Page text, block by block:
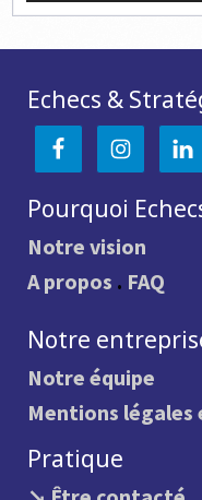
Echecs &
Pourquoi
Notre vision
A propos . FAQ
Notre
Notre équipe
Mentions légales
Pratique